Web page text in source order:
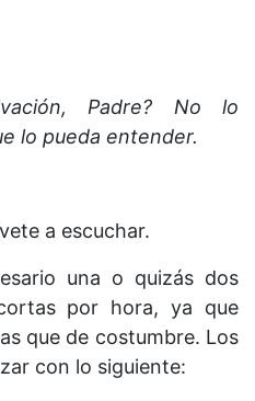
Padre? No lo
lo pueda entender.
a escuchar.
una o quizás dos
por hora, ya que
que de costumbre. Los
con lo siguiente: